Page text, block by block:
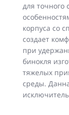
для точного
корпуса со
создает
при
бинокля
тяжелых
среды.